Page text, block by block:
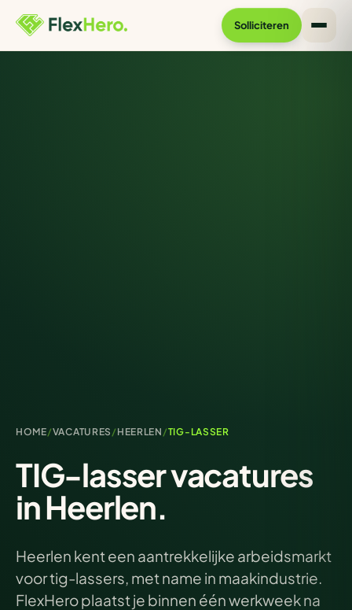
Solliciteren
HOME/VACATURES / HEERLEN /TIG-LASSER
TIG-lasser vacatures
in Heerlen.
Heerlen kent een aantrekkelijke arbeidsmarkt
voor tig-lassers, met name in maakindustrie.
FlexHero plaatst je binnen één werkweek na